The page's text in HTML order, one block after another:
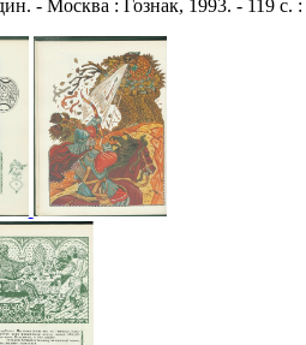
- Москва : Гознак, 1993. - 119 с. :